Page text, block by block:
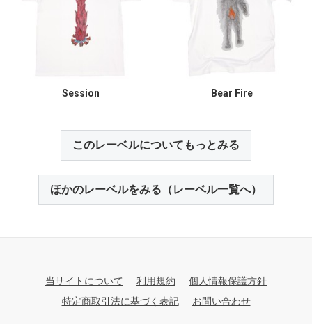
Session Bear Fire
このレーベルについてもっとみる
ほかのレーベルをみる（レーベル一覧へ）
当サイトについて 利用規約
個人情報保護方針
特定商取引法に基づく表記
お問い合わせ